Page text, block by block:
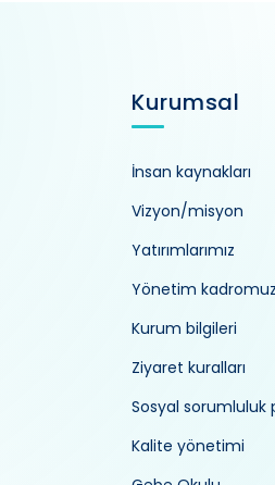
Kurumsal
İnsan kaynakları
Vizyon/misyon
Yatırımlarımız
Yönetim kadromuz
Kurum bilgileri
Ziyaret kuralları
Sosyal sorumluluk
Kalite yönetimi